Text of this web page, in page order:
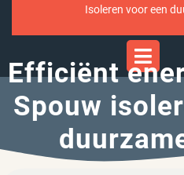
Isoleren voor een
Open
Efficiënt
Spouw